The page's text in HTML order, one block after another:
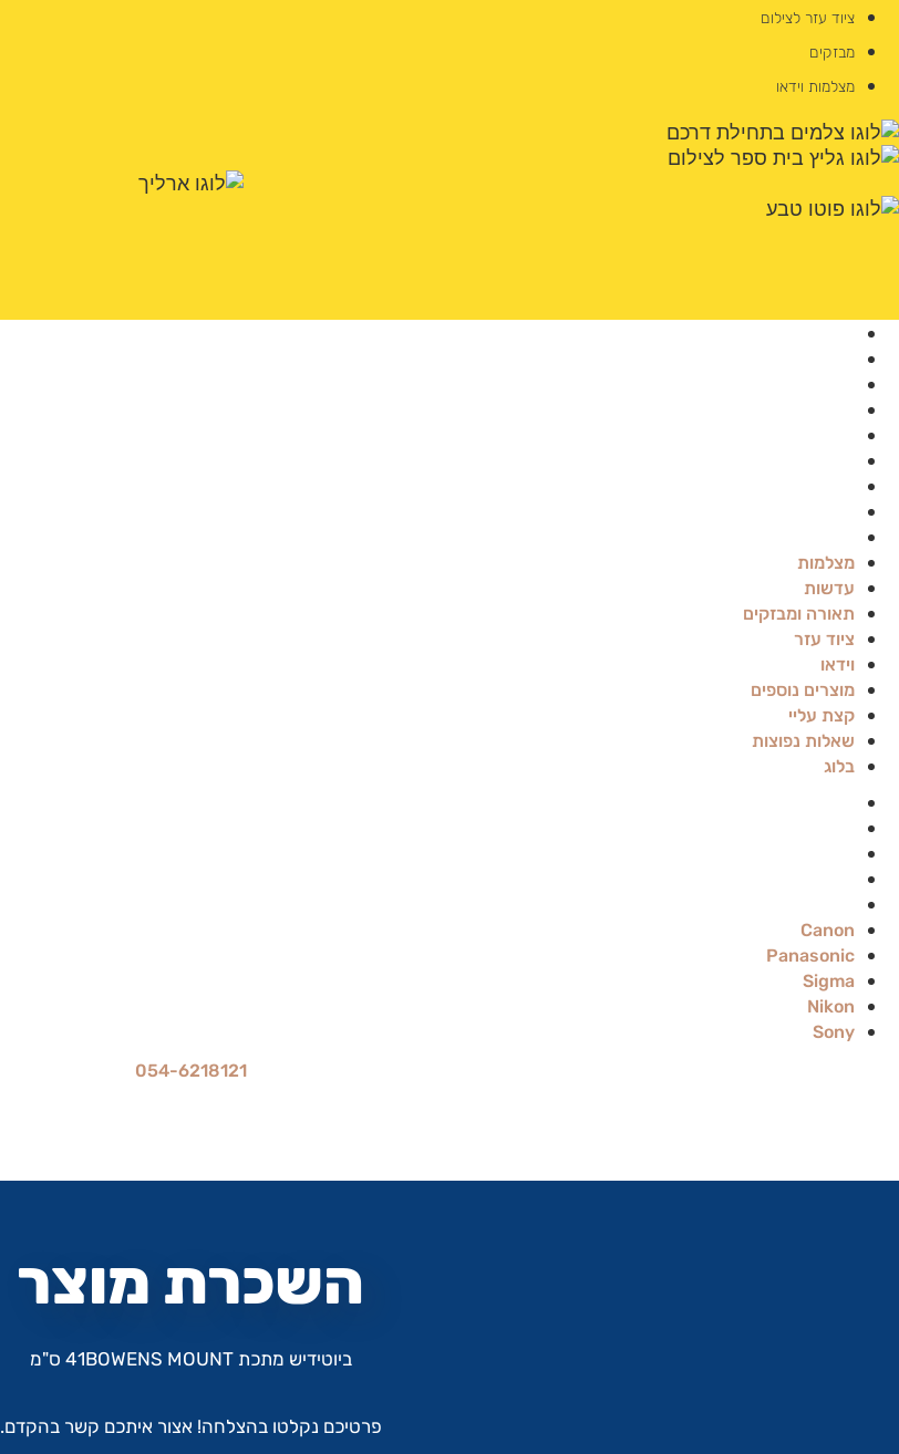
ציוד עזר לצילום
מבזקים
מצלמות וידאו
מצלמות
עדשות
תאורה ומבזקים
ציוד עזר
וידאו
מוצרים נוספים
קצת עליי
שאלות נפוצות
בלוג
Canon
Panasonic
Sigma
Nikon
Sony
054-6218121
השכרת מוצר
ביוטידיש מתכת 41BOWENS MOUNT ס"מ
פרטיכם נקלטו בהצלחה! אצור איתכם קשר בהקדם.